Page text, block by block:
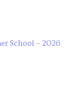
School – 2026